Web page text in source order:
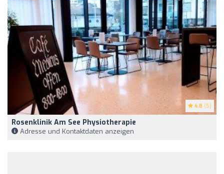
4.8 (5)
Rosenklinik Am See Physiotherapie
Adresse und Kontaktdaten anzeigen